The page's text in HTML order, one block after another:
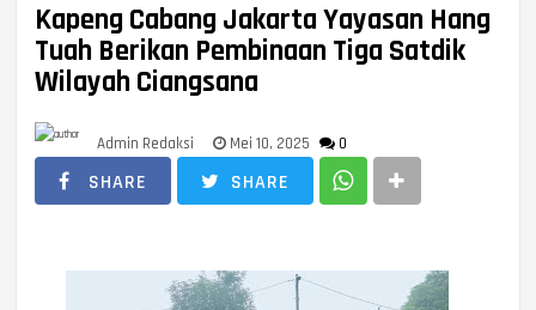
Kapeng Cabang Jakarta Yayasan Hang
Tuah Berikan Pembinaan Tiga Satdik
Wilayah Ciangsana
Admin Redaksi Mei 10, 2025 0
SHARE SHARE